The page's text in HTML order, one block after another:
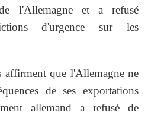
l'Allemagne et a refusé
d'urgence sur les
affirment que l'Allemagne ne
de ses exportations
allemand a refusé de